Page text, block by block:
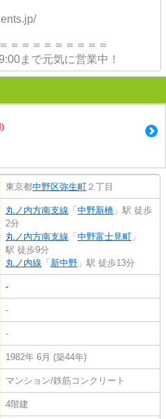
＝＝＝＝＝＝＝＝＝
まで元気に営業中！
)
東京都中野区弥生町 ２丁目
丸ノ内方南支線 「 中野新橋 」駅 徒歩
2分
丸ノ内方南支線 「 中野富士見町 」
駅 徒歩9分
丸ノ内線 「 新中野 」駅 徒歩13分
-
-
-
1982年 6月 (築44年)
マンション/鉄筋コンクリート
4階建